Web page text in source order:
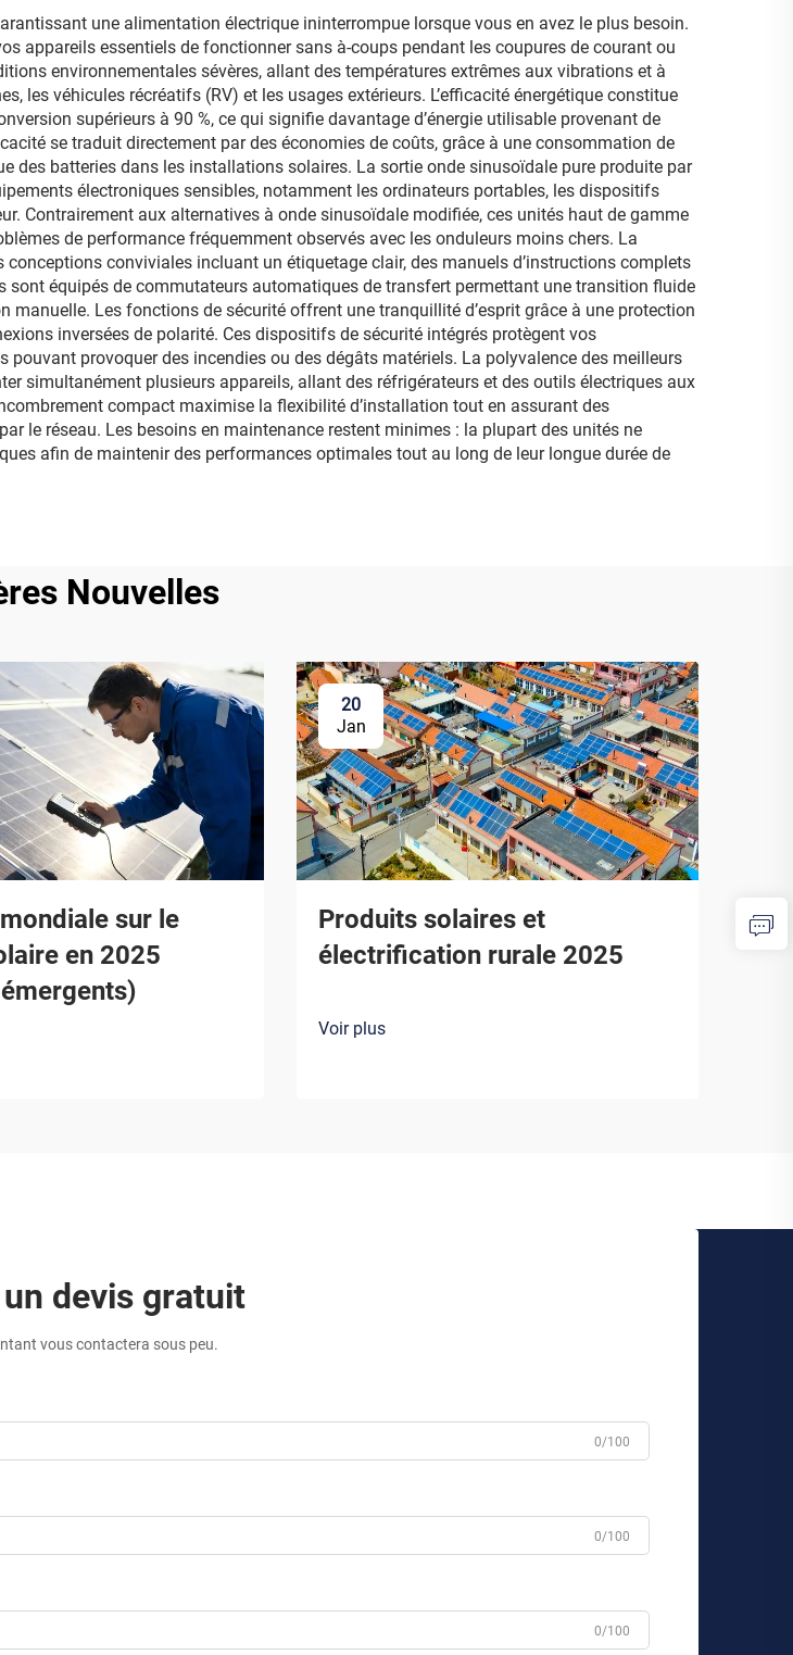
une alimentation électrique ininterrompue lorsque vous en avez le plus besoin.
appareils essentiels de fonctionner sans à-coups pendant les coupures de courant ou
environnementales sévères, allant des températures extrêmes aux vibrations et à
les véhicules récréatifs (RV) et les usages extérieurs. L’efficacité énergétique constitue
supérieurs à 90 %, ce qui signifie davantage d’énergie utilisable provenant de
se traduit directement par des économies de coûts, grâce à une consommation de
des batteries dans les installations solaires. La sortie onde sinusoïdale pure produite par
électroniques sensibles, notamment les ordinateurs portables, les dispositifs
Contrairement aux alternatives à onde sinusoïdale modifiée, ces unités haut de gamme
de performance fréquemment observés avec les onduleurs moins chers. La
conviviales incluant un étiquetage clair, des manuels d’instructions complets
sont équipés de commutateurs automatiques de transfert permettant une transition fluide
Les fonctions de sécurité offrent une tranquillité d’esprit grâce à une protection
inversées de polarité. Ces dispositifs de sécurité intégrés protègent vos
provoquer des incendies ou des dégâts matériels. La polyvalence des meilleurs
simultanément plusieurs appareils, allant des réfrigérateurs et des outils électriques aux
compact maximise la flexibilité d’installation tout en assurant des
le réseau. Les besoins en maintenance restent minimes : la plupart des unités ne
afin de maintenir des performances optimales tout au long de leur longue durée de
Nouvelles
sur le
en 2025
20
Jan
Produits solaires et
électrification rurale 2025
Voir plus
devis gratuit
vous contactera sous peu.
0/100
0/100
0/100